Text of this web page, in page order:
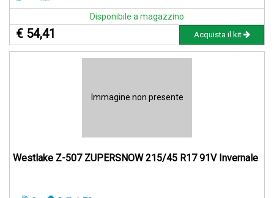
Disponibile a magazzino
€ 54,41 Acquista il kit
Immagine non presente
Westlake Z-507 ZUPERSNOW 215/45 R17 91V Invernale